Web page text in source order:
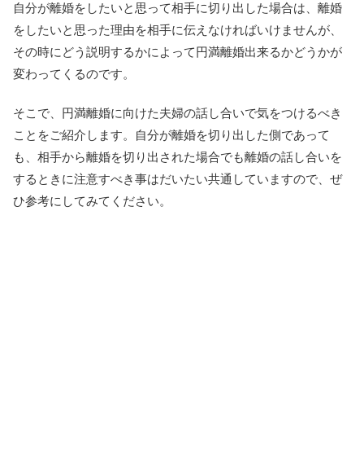
自分が離婚をしたいと思って相手に切り出した場合は、離婚
をしたいと思った理由を相手に伝えなければいけませんが、
その時にどう説明するかによって円満離婚出来るかどうかが
変わってくるのです。
そこで、円満離婚に向けた夫婦の話し合いで気をつけるべき
ことをご紹介します。自分が離婚を切り出した側であって
も、相手から離婚を切り出された場合でも離婚の話し合いを
するときに注意すべき事はだいたい共通していますので、ぜ
ひ参考にしてみてください。